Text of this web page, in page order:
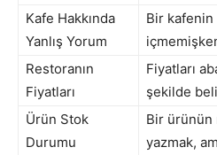
Kafe Hakkında
Yanlış Yorum
Bir
Restoranın
Fiyatları
Fiyatları
şekilde
Ürün Stok
Durumu
Bir ürünün
yazmak,